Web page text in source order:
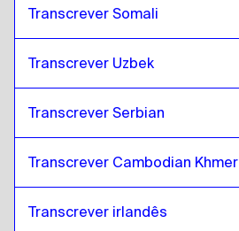
Transcrever Somali
Transcrever Uzbek
Transcrever Serbian
Transcrever Cambodian Khmer
Transcrever irlandês